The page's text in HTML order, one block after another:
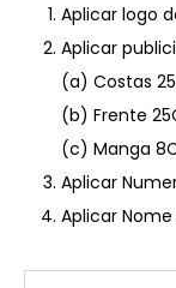
Aplicar logo
Aplicar
(a) Costas
(b) Frente
(c) Manga
Aplicar
Aplicar